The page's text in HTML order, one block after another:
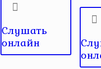
Слушать
онлайн